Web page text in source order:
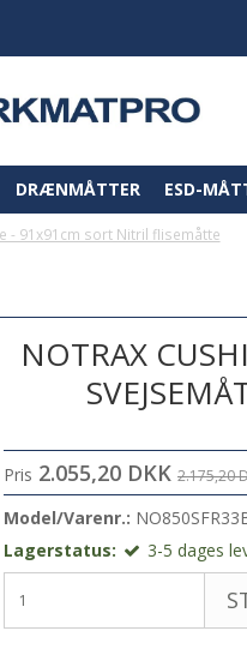
DRÆNMÅTTER ESD-
- 91x91cm sort Nitril flisemåtte
NOTRAX
Pris 2.055,20 DKK 2.175,20
Model/Varenr.:
Lagerstatus:
3-5 dages